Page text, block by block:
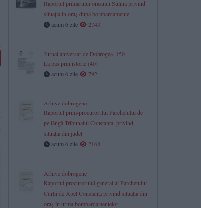
Raportul primarului orașului Sulina privind
situația în oraș după bombardamente
acum 6 zile
2743
Jurnal aniversar de Dobrogea. 150
La pas prin istorie (40)
acum 6 zile
792
Arhive dobrogene
Raportul prim-procurorului Parchetului de
pe lângă Tribunalul Constanta, privind
situaţia din judeţ
acum 6 zile
2168
​Arhive dobrogene
Raportul procurorului general al Parchetului
Curții de Apel Constanța privind situația din
oraș în urma bombardamentelor